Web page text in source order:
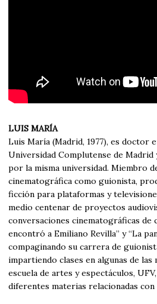
LUIS MARÍA
Luis María (Madrid, 1977), es doctor
Universidad Complutense de Madrid
por la misma universidad. Miembro
cinematográfica como guionista,
ficción para plataformas y
medio centenar de proyectos
conversaciones cinematográficas de
encontró a Emiliano Revilla” y “La
compaginando su carrera de
impartiendo clases en algunas de
escuela de artes y espectáculos,
diferentes materias relacionadas